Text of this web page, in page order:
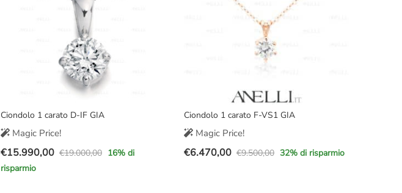
Ciondolo 1 carato D-IF GIA
Magic Price!
€19.000,00
Il
prezzo
€15.990,00
Il
prezzo
16% di
risparmio
Ciondolo 1 carato F-VS1 GIA
Magic Price!
€9.500,00
Il
€6.470,00
Il
32% di risparmio